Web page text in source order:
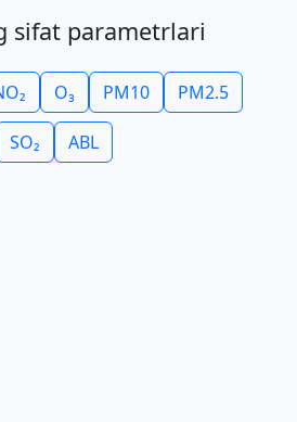
sifat parametrlari
O₃ PM10 PM2.5
SO₂ ABL